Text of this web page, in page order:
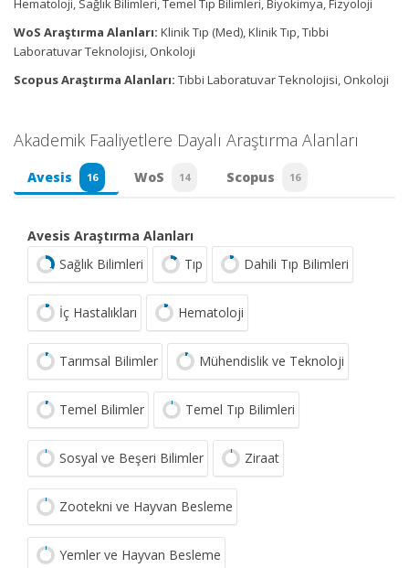
WoS Araştırma Alanları: Klinik Tıp (Med), Klinik Tıp, Tıbbi
Laboratuvar Teknolojisi, Onkoloji
Scopus Araştırma Alanları: Tıbbi Laboratuvar Teknolojisi, Onkoloji
Akademik Faaliyetlere Dayalı Araştırma Alanları
Avesis 16 WoS 14 Scopus 16
Avesis Araştırma Alanları
Sağlık Bilimleri
Tıp Dahili Tıp Bilimleri
İç Hastalıkları Hematoloji
Tarımsal Bilimler Mühendislik ve Teknoloji
Temel Bilimler Temel Tıp Bilimleri
Sosyal ve Beşeri Bilimler Ziraat
Zootekni ve Hayvan Besleme
Yemler ve Hayvan Besleme